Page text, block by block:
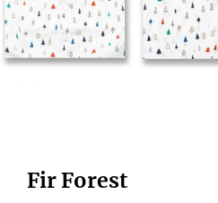
Fir Forest